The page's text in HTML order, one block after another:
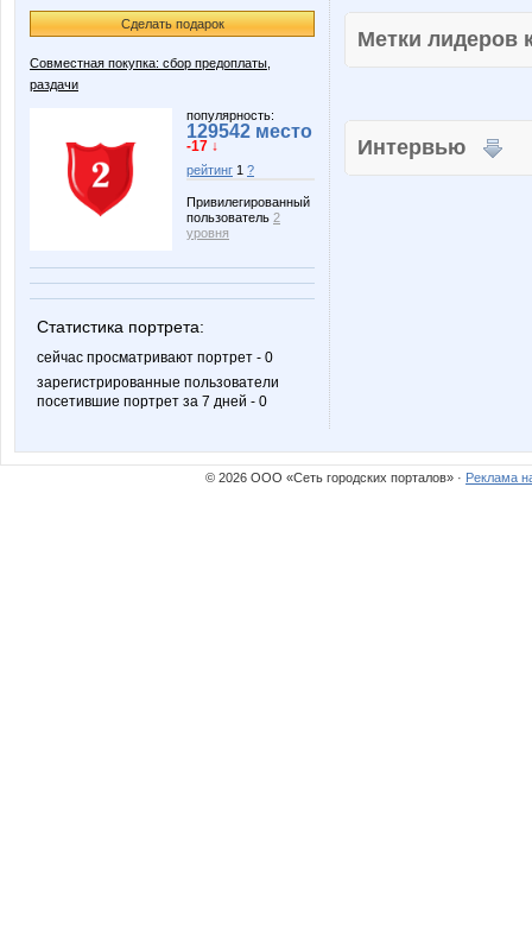
Сделать подарок
Совместная покупка: сбор предоплаты,
раздачи
популярность:
129542 место
-17 ↓
рейтинг 1 ?
Привилегированный
пользователь 2
уровня
Статистика портрета:
сейчас просматривают портрет - 0
зарегистрированные пользователи
посетившие портрет за 7 дней - 0
Метки
Интервью
© 2026 ООО «Сеть городских порталов» · Реклама